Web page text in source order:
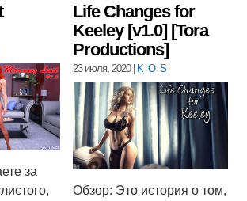
за
Life Changes for
Keeley [v1.0] [Tora
Productions]
23 июля, 2020| K_O_S
Обзор: Это история о том,